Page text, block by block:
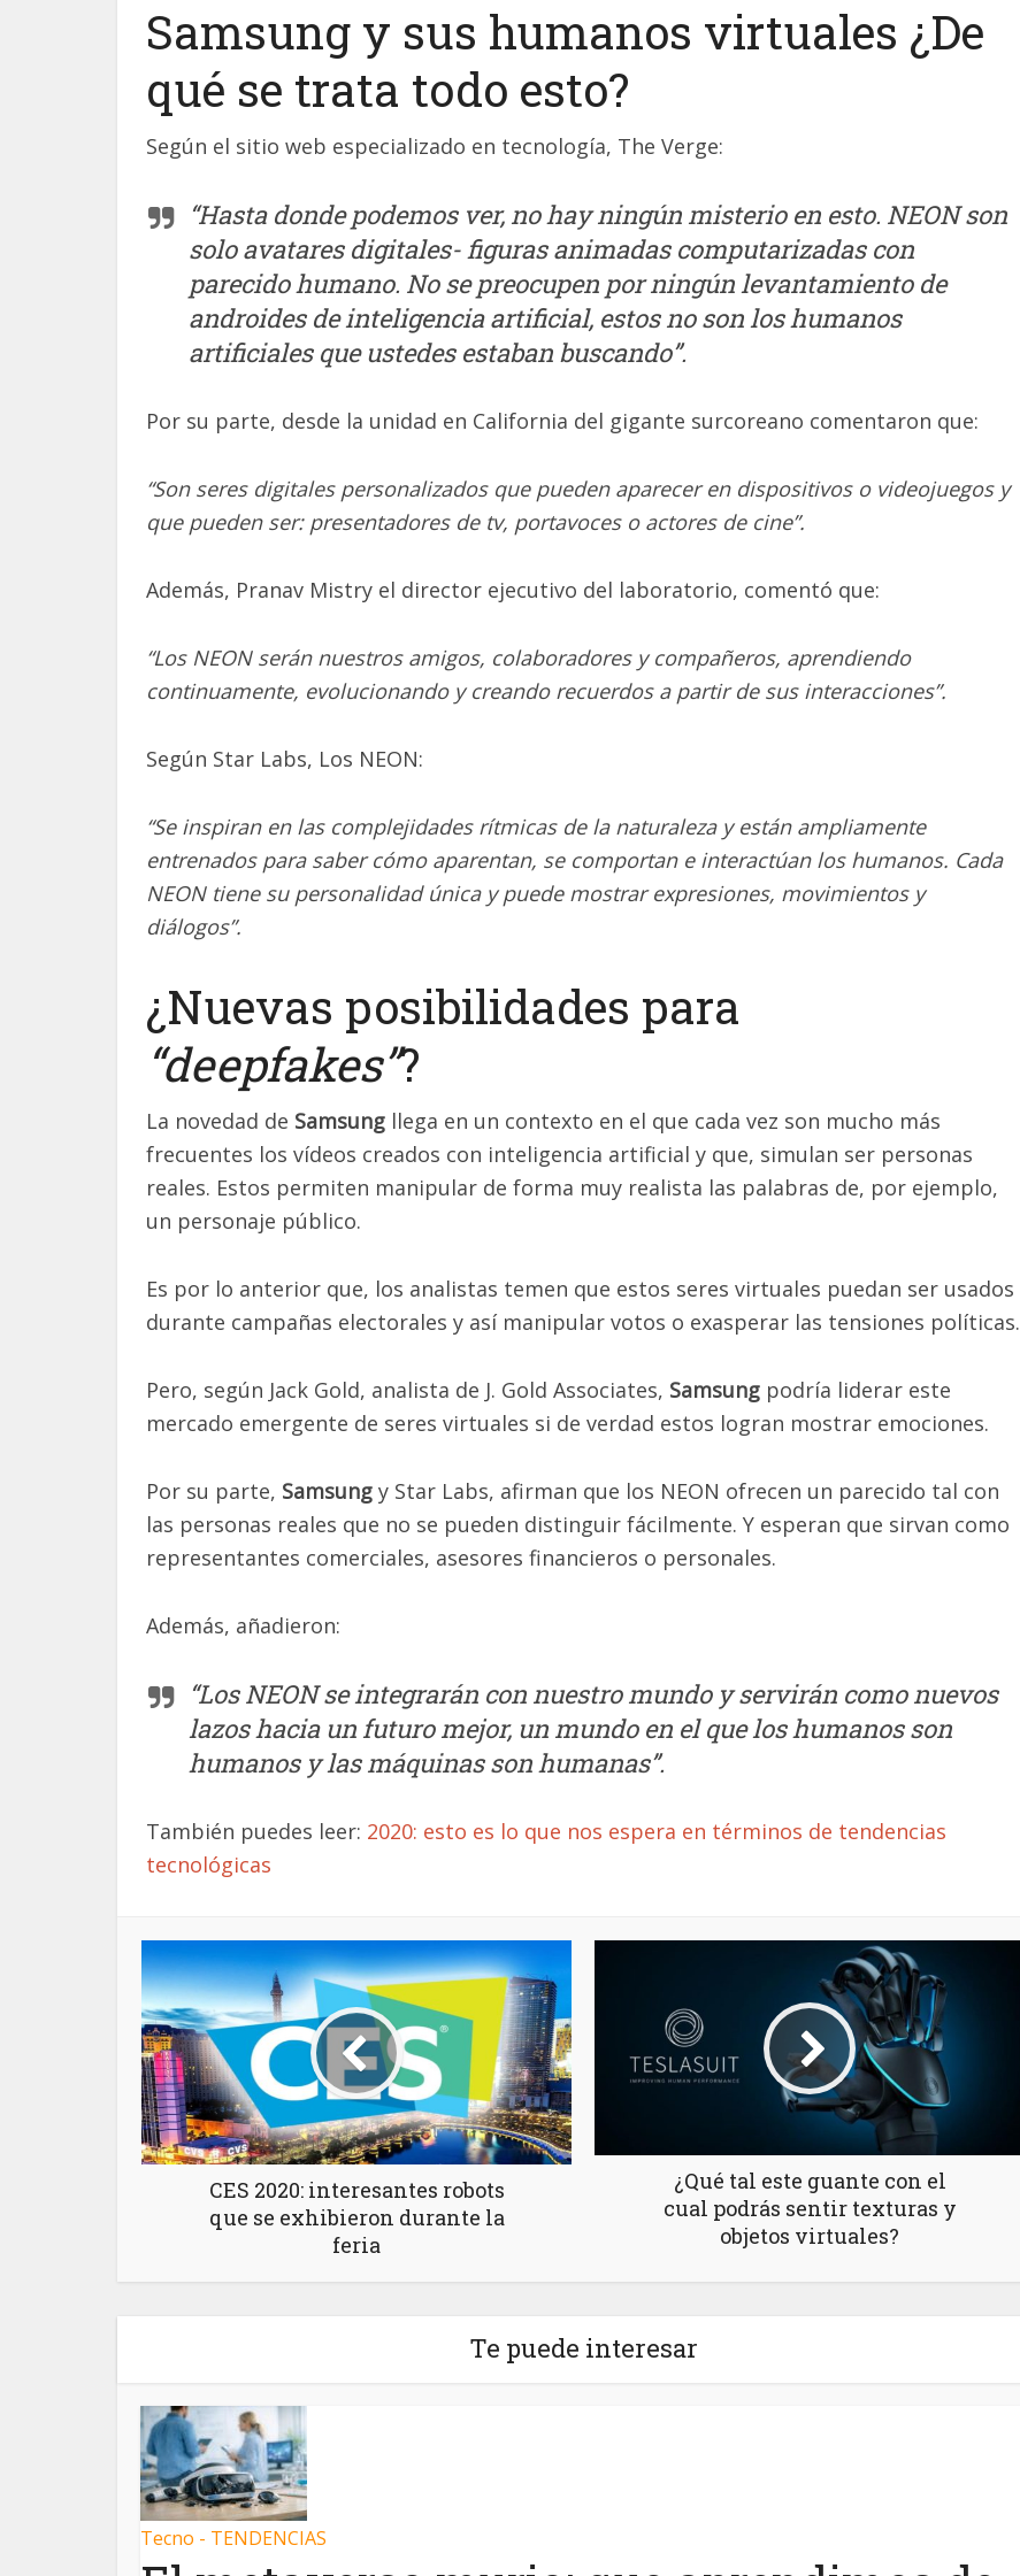
Samsung y sus humanos virtuales ¿De
qué se trata todo esto?
Según el sitio web especializado en tecnología, The Verge:
“Hasta donde podemos ver, no hay ningún misterio en esto. NEON son
solo avatares digitales- figuras animadas computarizadas con
parecido humano. No se preocupen por ningún levantamiento de
androides de inteligencia artificial, estos no son los humanos
artificiales que ustedes estaban buscando”.
Por su parte, desde la unidad en California del gigante surcoreano comentaron que:
“Son seres digitales personalizados que pueden aparecer en dispositivos o videojuegos y
que pueden ser: presentadores de tv, portavoces o actores de cine”.
Además, Pranav Mistry el director ejecutivo del laboratorio, comentó que:
“Los NEON serán nuestros amigos, colaboradores y compañeros, aprendiendo
continuamente, evolucionando y creando recuerdos a partir de sus interacciones”.
Según Star Labs, Los NEON:
“Se inspiran en las complejidades rítmicas de la naturaleza y están ampliamente
entrenados para saber cómo aparentan, se comportan e interactúan los humanos. Cada
NEON tiene su personalidad única y puede mostrar expresiones, movimientos y
diálogos”.
¿Nuevas posibilidades para
“deepfakes”?
La novedad de Samsung llega en un contexto en el que cada vez son mucho más
frecuentes los vídeos creados con inteligencia artificial y que, simulan ser personas
reales. Estos permiten manipular de forma muy realista las palabras de, por ejemplo,
un personaje público.
Es por lo anterior que, los analistas temen que estos seres virtuales puedan ser usados
durante campañas electorales y así manipular votos o exasperar las tensiones políticas.
Pero, según Jack Gold, analista de J. Gold Associates, Samsung podría liderar este
mercado emergente de seres virtuales si de verdad estos logran mostrar emociones.
Por su parte, Samsung y Star Labs, afirman que los NEON ofrecen un parecido tal con
las personas reales que no se pueden distinguir fácilmente. Y esperan que sirvan como
representantes comerciales, asesores financieros o personales.
Además, añadieron:
“Los NEON se integrarán con nuestro mundo y servirán como nuevos
lazos hacia un futuro mejor, un mundo en el que los humanos son
humanos y las máquinas son humanas”.
También puedes leer: 2020: esto es lo que nos espera en términos de tendencias
tecnológicas
CES 2020: interesantes robots
que se exhibieron durante la
feria
¿Qué tal este guante con el
cual podrás sentir texturas y
objetos virtuales?
Te puede interesar
Tecno - TENDENCIAS